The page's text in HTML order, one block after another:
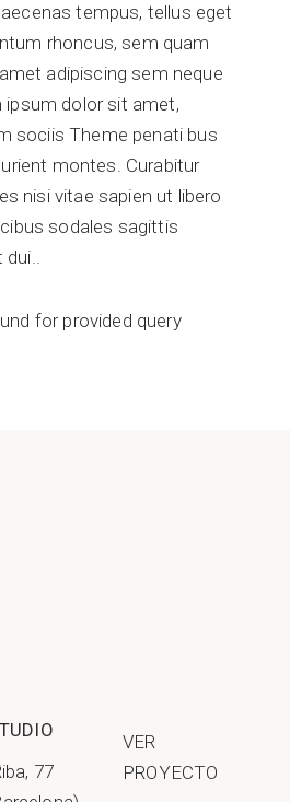
tempus, tellus eget
rhoncus, sem quam
adipiscing sem neque
ipsum dolor sit amet,
sociis Theme penati bus
montes. Curabitur
nisi vitae sapien ut libero
sodales sagittis
dui..
for provided query
77
VER
PROYECTO